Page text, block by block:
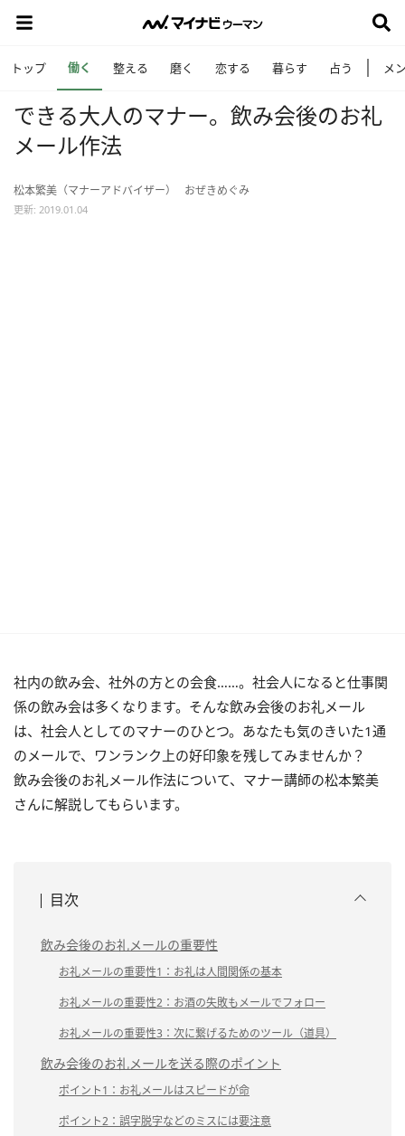
トップ 働く 整える 磨く 恋する 暮らす 占う メ
できる大人のマナー。飲み会後のお礼
メール作法
松本繁美（マナーアドバイザー） おぜきめぐみ
更新: 2019.01.04
社内の飲み会、社外の方との会食……。社会人になると仕事関
係の飲み会は多くなります。そんな飲み会後のお礼メール
は、社会人としてのマナーのひとつ。あなたも気のきいた1通
のメールで、ワンランク上の好印象を残してみませんか？
飲み会後のお礼メール作法について、マナー講師の松本繁美
さんに解説してもらいます。
目次
飲み会後のお礼メールの重要性
お礼メールの重要性1：お礼は人間関係の基本
お礼メールの重要性2：お酒の失敗もメールでフォロー
お礼メールの重要性3：次に繋げるためのツール（道具）
飲み会後のお礼メールを送る際のポイント
ポイント1：お礼メールはスピードが命
ポイント2：誤字脱字などのミスには要注意